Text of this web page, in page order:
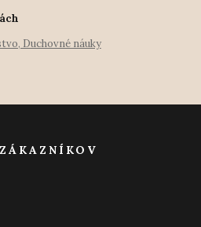
Duchovné náuky